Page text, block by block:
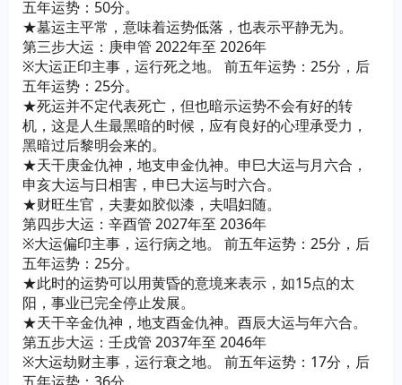
五年运势：50分。
★墓运主平常，意味着运势低落，也表示平静无为。
第三步大运：庚申管 2022年至 2026年
※大运正印主事，运行死之地。 前五年运势：25分，后
五年运势：25分。
★死运并不定代表死亡，但也暗示运势不会有好的转
机，这是人生最黑暗的时候，应有良好的心理承受力，
黑暗过后黎明会来的。
★天干庚金仇神，地支申金仇神。申巳大运与月六合，
申亥大运与日相害，申巳大运与时六合。
★财旺生官，夫妻如胶似漆，夫唱妇随。
第四步大运：辛酉管 2027年至 2036年
※大运偏印主事，运行病之地。 前五年运势：25分，后
五年运势：25分。
★此时的运势可以用黄昏的意境来表示，如15点的太
阳，事业已完全停止发展。
★天干辛金仇神，地支酉金仇神。酉辰大运与年六合。
第五步大运：壬戌管 2037年至 2046年
※大运劫财主事，运行衰之地。 前五年运势：17分，后